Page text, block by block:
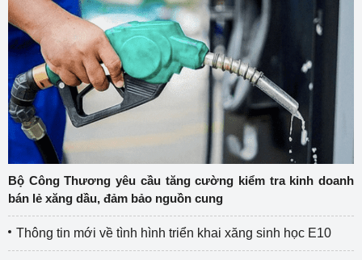
Bộ Công Thương yêu cầu tăng cường kiểm tra kinh doanh
bán lẻ xăng dầu, đảm bảo nguồn cung
Thông tin mới về tình hình triển khai xăng sinh học E10